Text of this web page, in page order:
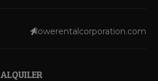
lowerentalcorporation.com